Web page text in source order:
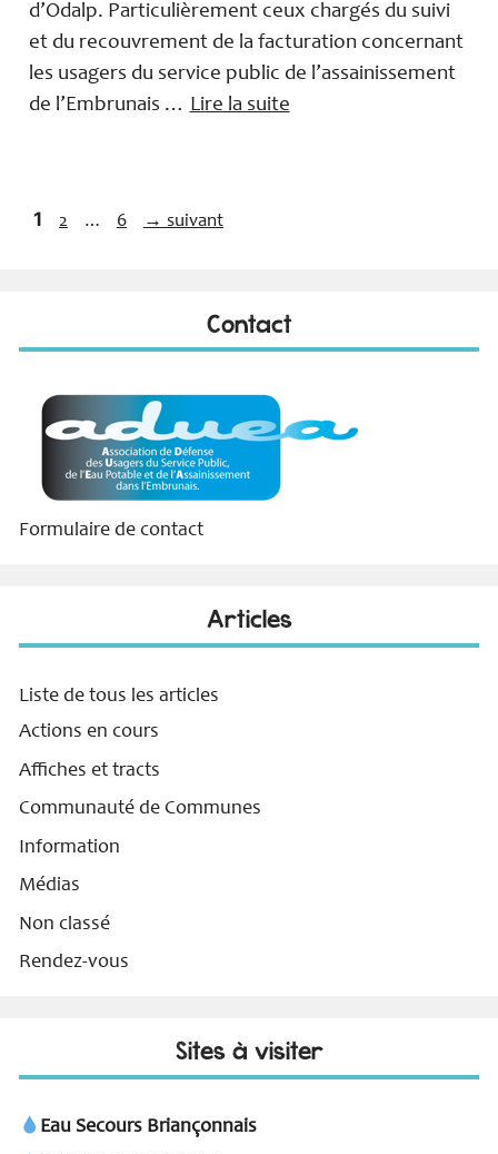
d’Odalp. Particulièrement ceux chargés du suivi
et du recouvrement de la facturation concernant
les usagers du service public de l’assainissement
de l’Embrunais … Lire la suite
Page
1 Page
2 … Page
6 → suivant
Contact
Formulaire de contact
Articles
Liste de tous les articles
Actions en cours
Affiches et tracts
Communauté de Communes
Information
Médias
Non classé
Rendez-vous
Sites à visiter
Eau Secours Briançonnais